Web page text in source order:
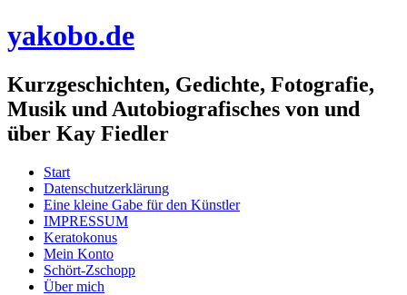
yakobo.de
Kurzgeschichten, Gedichte, Fotografie,
Musik und Autobiografisches von und
über Kay Fiedler
Menü
Zum
Inhalt
springen
Start
Datenschutzerklärung
Eine kleine Gabe für den Künstler
IMPRESSUM
Keratokonus
Mein Konto
Schört-Zschopp
Über mich